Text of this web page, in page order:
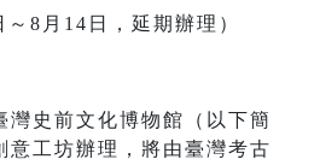
～8月14日，延期辦理）
灣史前文化博物館（以下簡
意工坊辦理，將由臺灣考古